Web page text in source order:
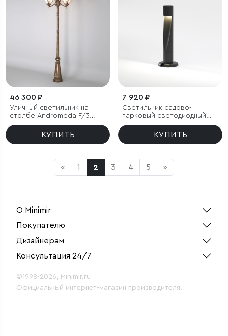
46 300 ₽
Уличный светильник на
столбе Andromeda F/3
черное золото IP44
КУПИТЬ
7 920 ₽
Светильник садово-
парковый светодиодный
Recess черный
КУПИТЬ
« 1 2 3 4 5 »
О Minimir
Покупателю
Дизайнерам
Консультация 24/7
©1998-2026, Minimir.ru
Официальный интернет-магазин производителя.